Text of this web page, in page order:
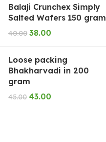
Balaji Crunchex Simply
Salted Wafers 150 gram
40.00 38.00
Loose packing
Bhakharvadi in 200
gram
45.00 43.00